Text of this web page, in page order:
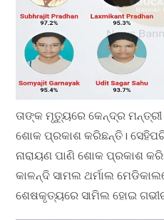
ତାଙ୍କ ମୃତ୍ୟୁରେ କେନ୍ଦ୍ର ମନ୍ତ୍ରୀ
ଶୋକ ପ୍ରକାଶ କରିଛନ୍ତି।
ନାରାୟଣ ପାଣି ଶୋକ ପ୍ରକାଶ
କାଳନ୍ଦି ସାମଲ ଥର୍ମାଲ
ଶେଷକୃତ୍ୟରେ ସାମିଲ ହୋଇ